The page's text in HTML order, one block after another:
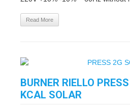
Read More
BURNER RIELLO
KCAL SOLAR